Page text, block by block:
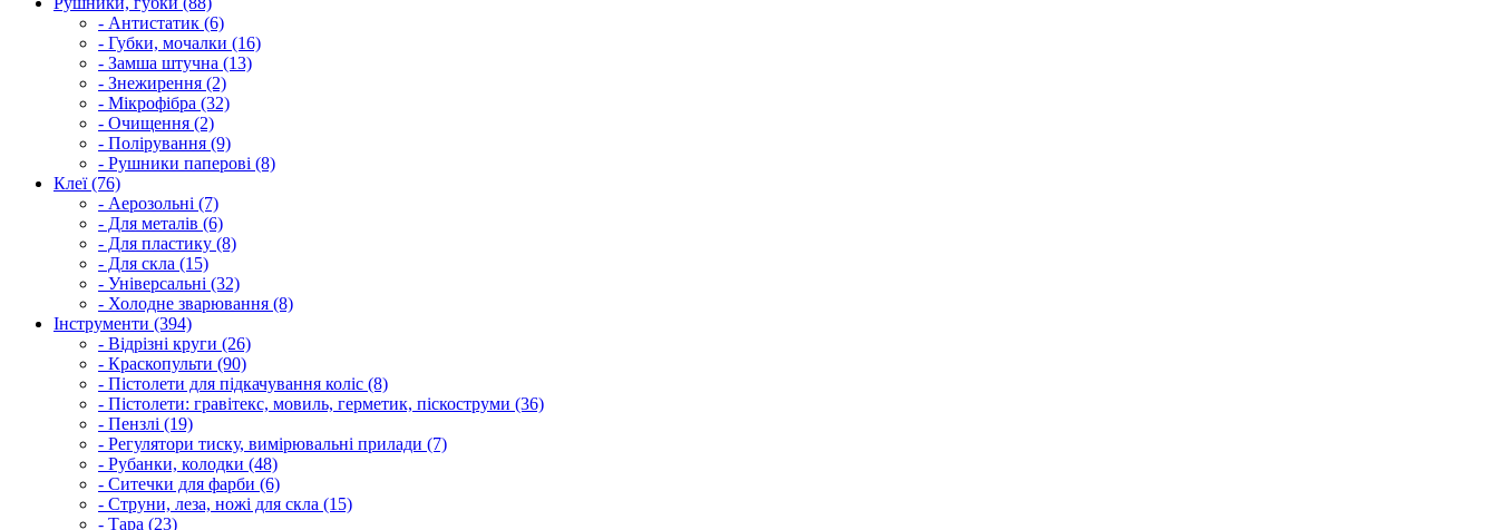
- Антистатик (6)
- Губки, мочалки (16)
- Замша штучна (13)
- Знежирення (2)
- Мікрофібра (32)
- Очищення (2)
- Полірування (9)
- Рушники паперові (8)
Клеї (76)
- Аерозольні (7)
- Для металів (6)
- Для пластику (8)
- Для скла (15)
- Універсальні (32)
- Холодне зварювання (8)
Інструменти (394)
- Відрізні круги (26)
- Краскопульти (90)
- Пістолети для підкачування коліс (8)
- Пістолети: гравітекс, мовиль, герметик, піскоструми (36)
- Пензлі (19)
- Регулятори тиску, вимірювальні прилади (7)
- Рубанки, колодки (48)
- Ситечки для фарби (6)
- Струни, леза, ножі для скла (15)
- Тара (23)